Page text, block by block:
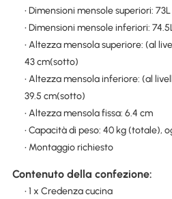
• Dimensioni mensole superiori:
• Dimensioni mensole inferiori:
• Altezza mensola superiore: (al
43 cm(sotto)
• Altezza mensola inferiore: (al
39.5 cm(sotto)
• Altezza mensola fissa: 6.4 cm
• Capacità di peso: 40 kg (totale),
• Montaggio richiesto
Contenuto della confezione:
• 1 x Credenza cucina